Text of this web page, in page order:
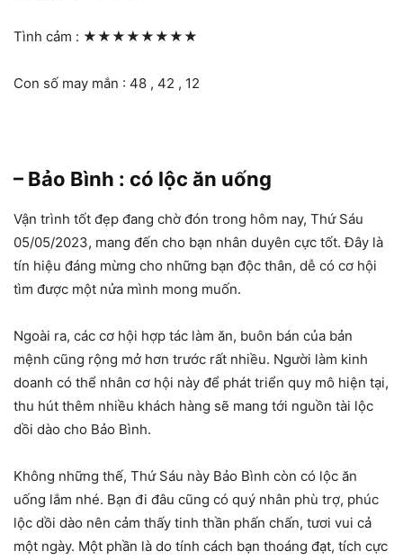
Tình cảm : ★★★★★★★★
Con số may mắn : 48 , 42 , 12
– Bảo Bình : có lộc ăn uống
Vận trình tốt đẹp đang chờ đón trong hôm nay, Thứ Sáu
05/05/2023, mang đến cho bạn nhân duyên cực tốt. Đây là
tín hiệu đáng mừng cho những bạn độc thân, dễ có cơ hội
tìm được một nửa mình mong muốn.
Ngoài ra, các cơ hội hợp tác làm ăn, buôn bán của bản
mệnh cũng rộng mở hơn trước rất nhiều. Người làm kinh
doanh có thể nhân cơ hội này để phát triển quy mô hiện tại,
thu hút thêm nhiều khách hàng sẽ mang tới nguồn tài lộc
dồi dào cho Bảo Bình.
Không những thế, Thứ Sáu này Bảo Bình còn có lộc ăn
uống lắm nhé. Bạn đi đâu cũng có quý nhân phù trợ, phúc
lộc dồi dào nên cảm thấy tinh thần phấn chấn, tươi vui cả
một ngày. Một phần là do tính cách bạn thoáng đạt, tích cực